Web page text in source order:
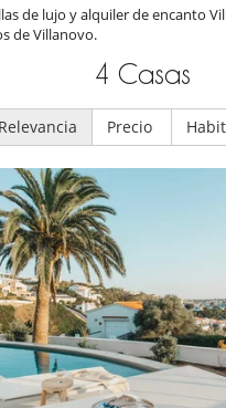
de lujo y alquiler de encanto
de Villanovo.
4 Casas
Relevancia Precio